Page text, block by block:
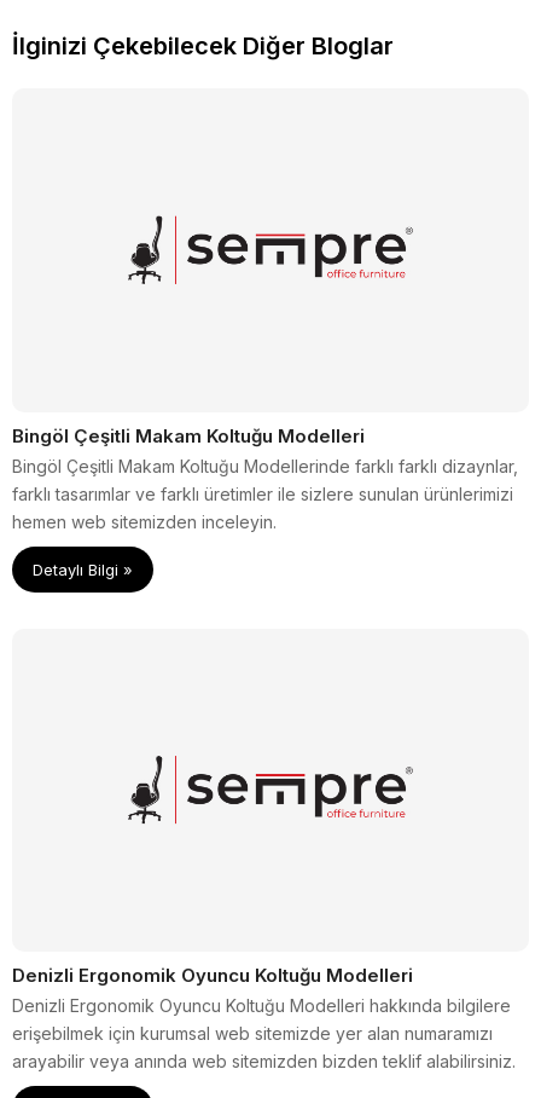
İlginizi Çekebilecek Diğer Bloglar
Bingöl Çeşitli Makam Koltuğu Modelleri
Bingöl Çeşitli Makam Koltuğu Modellerinde farklı farklı dizaynlar,
farklı tasarımlar ve farklı üretimler ile sizlere sunulan ürünlerimizi
hemen web sitemizden inceleyin.
Detaylı Bilgi »
Denizli Ergonomik Oyuncu Koltuğu Modelleri
Denizli Ergonomik Oyuncu Koltuğu Modelleri hakkında bilgilere
erişebilmek için kurumsal web sitemizde yer alan numaramızı
arayabilir veya anında web sitemizden bizden teklif alabilirsiniz.